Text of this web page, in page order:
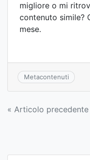
migliore o mi
contenuto simile?
mese.
Metacontenuti
Navigazione
« Articolo precedente